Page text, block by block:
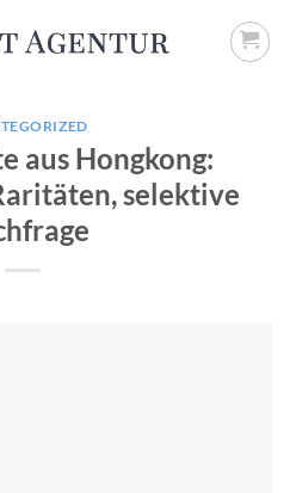
aus Hongkong:
selektive